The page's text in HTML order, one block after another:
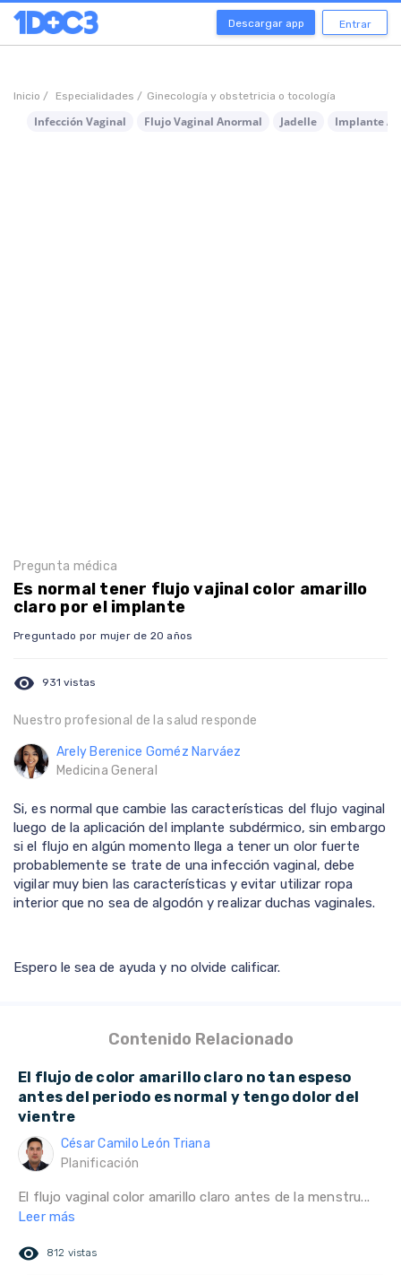
Descargar app Entrar
Inicio / Especialidades / Ginecología y obstetricia o tocología
Infección Vaginal Flujo Vaginal Anormal Jadelle Implante
Pregunta médica
Es normal tener flujo vajinal color amarillo
claro por el implante
Preguntado por mujer de 20 años
visibility 931 vistas
Nuestro profesional de la salud responde
Arely Berenice Goméz Narváez
Medicina General
Si, es normal que cambie las características del flujo vaginal
luego de la aplicación del implante subdérmico, sin embargo
si el flujo en algún momento llega a tener un olor fuerte
probablemente se trate de una infección vaginal, debe
vigilar muy bien las características y evitar utilizar ropa
interior que no sea de algodón y realizar duchas vaginales.
Espero le sea de ayuda y no olvide calificar.
Contenido Relacionado
El flujo de color amarillo claro no tan espeso
antes del periodo es normal y tengo dolor del
vientre
César Camilo León Triana
Planificación
El flujo vaginal color amarillo claro antes de la menstru...
Leer más
remove_red_eye 812 vistas